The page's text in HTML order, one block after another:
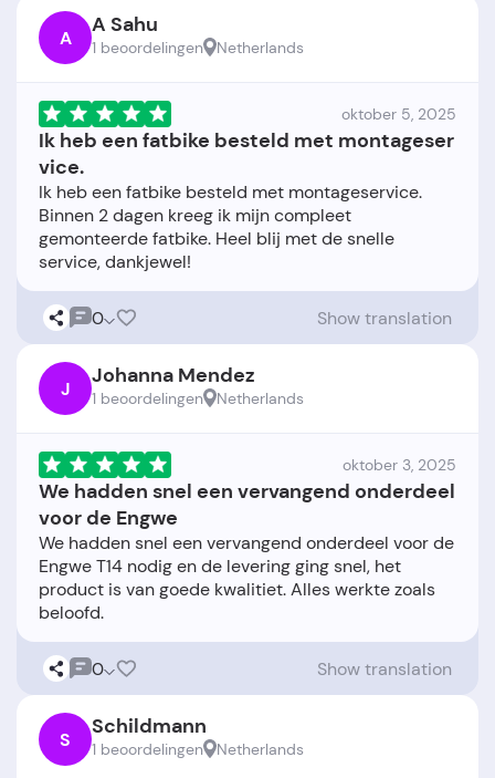
A A Sahu
1 beoordelingen Netherlands
oktober 5, 2025
Ik heb een fatbike besteld met montageser
vice.
Ik heb een fatbike besteld met montageservice.
Binnen 2 dagen kreeg ik mijn compleet
gemonteerde fatbike. Heel blij met de snelle
0 Show translation
J Johanna Mendez
1 beoordelingen Netherlands
oktober 3, 2025
We hadden snel een vervangend onderdeel
voor de Engwe
We hadden snel een vervangend onderdeel voor de
Engwe T14 nodig en de levering ging snel, het
product is van goede kwalitiet. Alles werkte zoals
0 Show translation
S Schildmann
1 beoordelingen Netherlands